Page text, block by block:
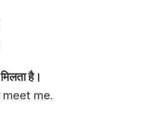
है।
me.